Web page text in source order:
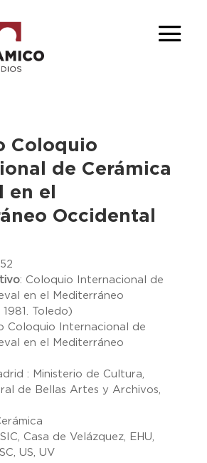
Coloquio
de Cerámica
en el
Occidental
: Coloquio Internacional de
en el Mediterráneo
Toledo)
Coloquio Internacional de
en el Mediterráneo
: Ministerio de Cultura,
de Bellas Artes y Archivos,
Casa de Velázquez, EHU,
US, UV